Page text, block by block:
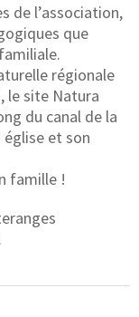
de l’association,
que
régionale
le site Natura
du canal de la
église et son
famille !